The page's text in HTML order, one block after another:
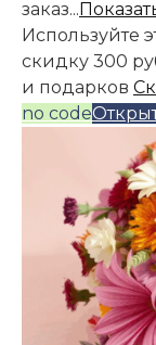
заказ...
Используйте
скидку 300
и подарков
no code